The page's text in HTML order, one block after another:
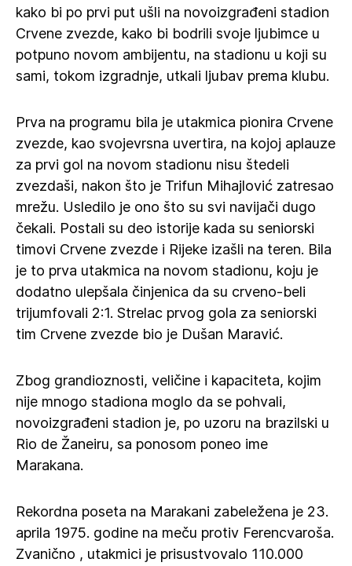
kako bi po prvi put ušli na novoizgrađeni stadion
Crvene zvezde, kako bi bodrili svoje ljubimce u
potpuno novom ambijentu, na stadionu u koji su
sami, tokom izgradnje, utkali ljubav prema klubu.
Prva na programu bila je utakmica pionira Crvene
zvezde, kao svojevrsna uvertira, na kojoj aplauze
za prvi gol na novom stadionu nisu štedeli
zvezdaši, nakon što je Trifun Mihajlović zatresao
mrežu. Usledilo je ono što su svi navijači dugo
čekali. Postali su deo istorije kada su seniorski
timovi Crvene zvezde i Rijeke izašli na teren. Bila
je to prva utakmica na novom stadionu, koju je
dodatno ulepšala činjenica da su crveno-beli
trijumfovali 2:1. Strelac prvog gola za seniorski
tim Crvene zvezde bio je Dušan Maravić.
Zbog grandioznosti, veličine i kapaciteta, kojim
nije mnogo stadiona moglo da se pohvali,
novoizgrađeni stadion je, po uzoru na brazilski u
Rio de Žaneiru, sa ponosom poneo ime
Marakana.
Rekordna poseta na Marakani zabeležena je 23.
aprila 1975. godine na meču protiv Ferencvaroša.
Zvanično , utakmici je prisustvovalo 110.000